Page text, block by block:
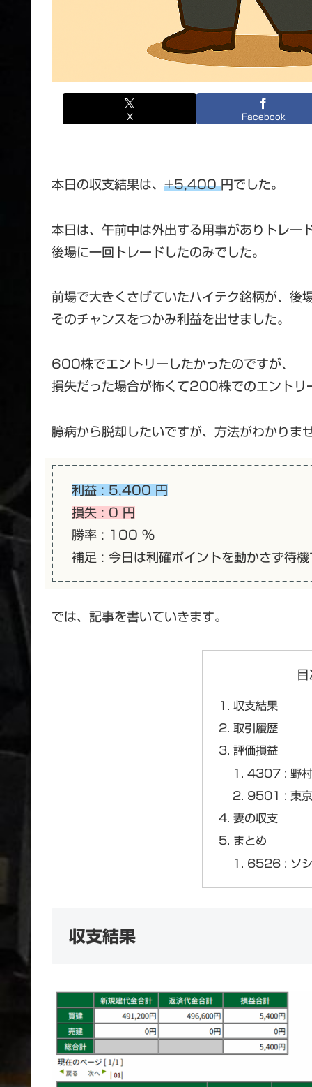
X Facebook
本日の収支結果は、 +5,400円でした。
本日は、午前中は外出する用事がありトレー
後場に一回トレードしたのみでした。
前場で大きくさげていたハイテク銘柄が、後
そのチャンスをつかみ利益を出せました。
600株でエントリーしたかったのですが、
損失だった場合が怖くて200株でのエントリ
臆病から脱却したいですが、方法がわかりま
利益 : 5,400 円
損失 : 0 円
勝率 : 100 %
補足 : 今日は利確ポイントを動かさず待
では、記事を書いていきます。
収支結果
取引履歴
評価損益
4307 : 野村
9501 : 東京
妻の収支
まとめ
6526 : ソシ
収支結果